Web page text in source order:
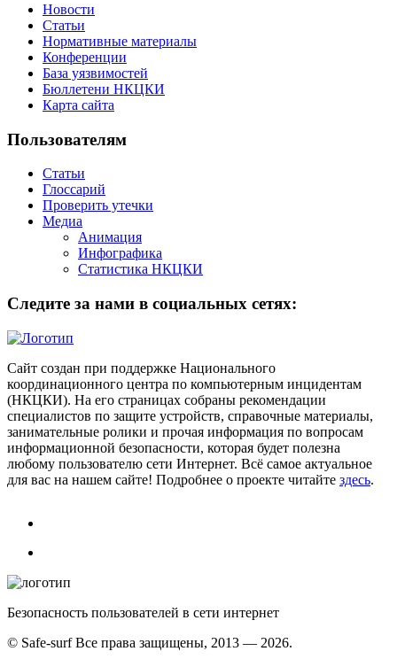
Новости
Статьи
Нормативные материалы
Конференции
База уязвимостей
Бюллетени НКЦКИ
Карта сайта
Пользователям
Статьи
Глоссарий
Проверить утечки
Медиа
Анимация
Инфографика
Статистика НКЦКИ
Следите за нами в социальных сетях:
Сайт создан при поддержке Национального
координационного центра по компьютерным инцидентам
(НКЦКИ). На его страницах собраны рекомендации
специалистов по защите устройств, справочные материалы,
занимательные ролики и прочая информация по вопросам
информационной безопасности, которая будет полезна
любому пользователю сети Интернет. Всё самое актуальное
для вас на нашем сайте! Подробнее о проекте читайте здесь.
Безопасность пользователей в сети интернет
© Safe-surf Все права защищены, 2013 — 2026.